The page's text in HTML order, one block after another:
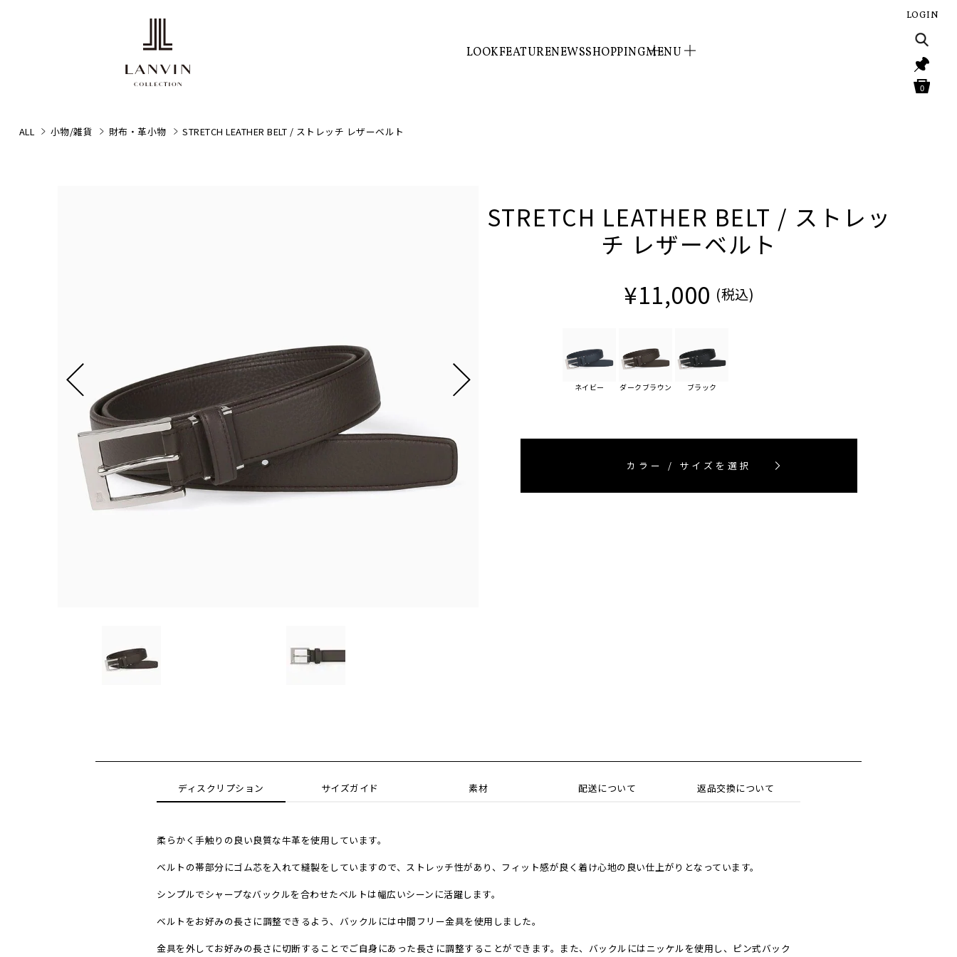
LOOKFEATURENEWSSHOPPINGMENU
LOGIN
0
ALL 小物/雑貨 財布・革小物 STRETCH LEATHER BELT / ストレッチ レザーベルト
STRETCH LEATHER BELT / ストレッ
チ レザーベルト
¥11,000 (税込)
ネイビー ダークブラウン ブラック
カラー / サイズを選択
ディスクリプション サイズガイド 素材 配送について 返品交換について
柔らかく手触りの良い良質な牛革を使用しています。
ベルトの帯部分にゴム芯を入れて縫製をしていますので、ストレッチ性があり、フィット感が良く着け心地の良い仕上がりとなっています。
シンプルでシャープなバックルを合わせたベルトは幅広いシーンに活躍します。
ベルトをお好みの長さに調整できるよう、バックルには中間フリー金具を使用しました。
金具を外してお好みの長さに切断することでご自身にあった長さに調整することができます。また、バックルにはニッケルを使用し、ピン式バック